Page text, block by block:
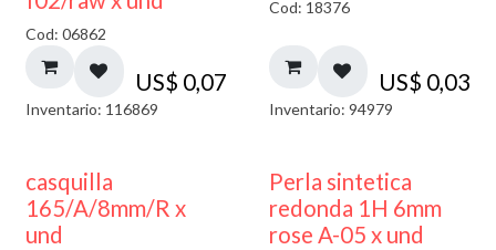
Cod: 06862
US$ 0,07
Inventario: 116869
Cod: 18376
US$ 0,03
Inventario: 94979
casquilla
165/A/8mm/R x
und
Perla sintetica
redonda 1H 6mm
rose A-05 x und